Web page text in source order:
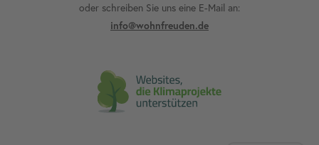
oder schreiben Sie uns eine E-Mail an:
info@wohnfreuden.de